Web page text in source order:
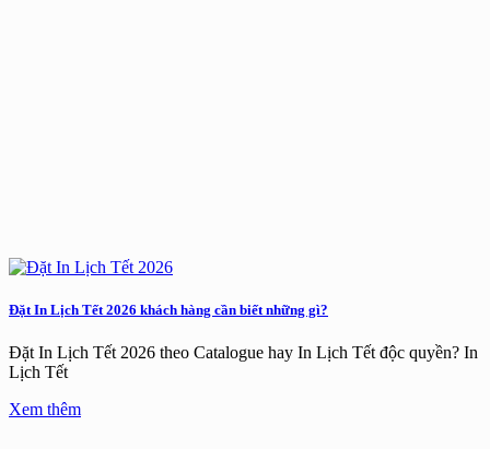
Đặt In Lịch Tết 2026 khách hàng cần biết những gì?
Đặt In Lịch Tết 2026 theo Catalogue hay In Lịch Tết độc quyền? In
Lịch Tết
Xem thêm